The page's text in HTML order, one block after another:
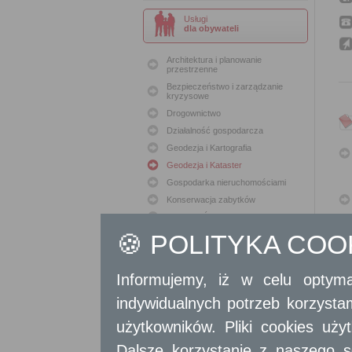
Usługi
dla obywateli
Architektura i planowanie
przestrzenne
Bezpieczeństwo i zarządzanie
kryzysowe
Drogownictwo
Działalność gospodarcza
Geodezja i Kartografia
Geodezja i Kataster
Gospodarka nieruchomościami
Konserwacja zabytków
Ochrona Środowiska
Oświata
Podatki i opłaty lokalne
Polityka społeczna
Skargi i wnioski
Sport i Rekreacja
🍪 POLITYKA
Informujemy, iż w celu
indywidualnych potrzeb
użytkowników. Pliki cookies